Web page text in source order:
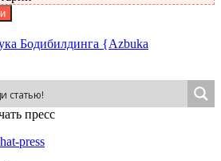
Бодибилдинга {Azbuka
пресс